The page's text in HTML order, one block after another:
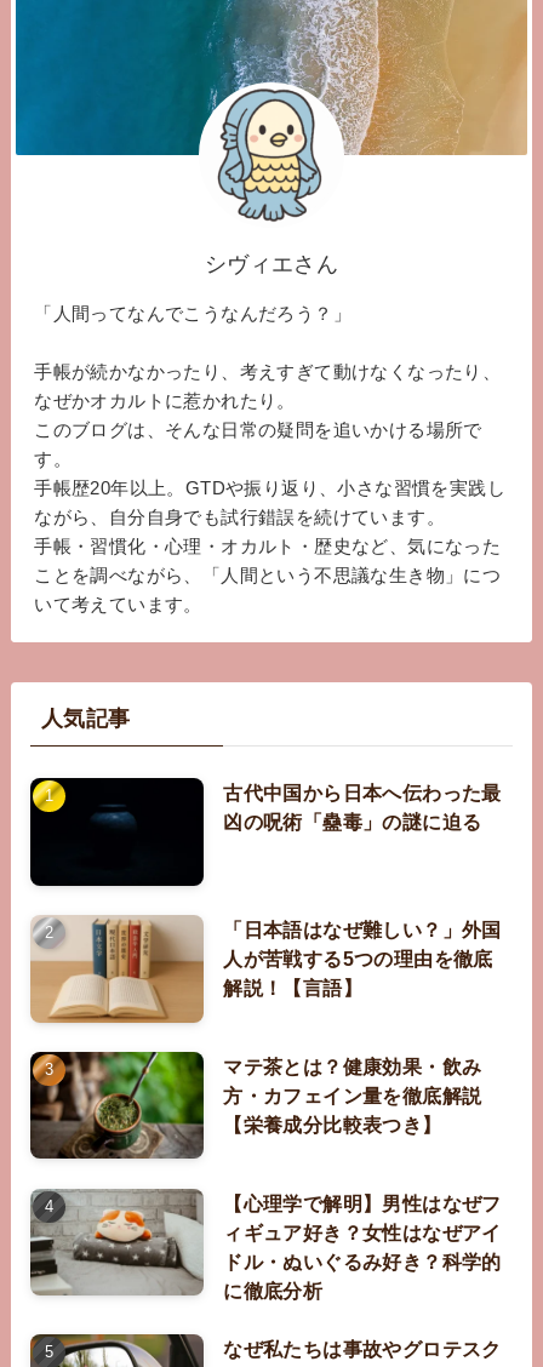
シヴィエさん
「人間ってなんでこうなんだろう？」
手帳が続かなかったり、考えすぎて動けなくなったり、
なぜかオカルトに惹かれたり。
このブログは、そんな日常の疑問を追いかける場所で
す。
手帳歴20年以上。GTDや振り返り、小さな習慣を実践し
ながら、自分自身でも試行錯誤を続けています。
手帳・習慣化・心理・オカルト・歴史など、気になった
ことを調べながら、「人間という不思議な生き物」につ
いて考えています。
人気記事
古代中国から日本へ伝わった最
凶の呪術「蠱毒」の謎に迫る
「日本語はなぜ難しい？」外国
人が苦戦する5つの理由を徹底
解説！【言語】
マテ茶とは？健康効果・飲み
方・カフェイン量を徹底解説
【栄養成分比較表つき】
【心理学で解明】男性はなぜフ
ィギュア好き？女性はなぜアイ
ドル・ぬいぐるみ好き？科学的
に徹底分析
なぜ私たちは事故やグロテスク